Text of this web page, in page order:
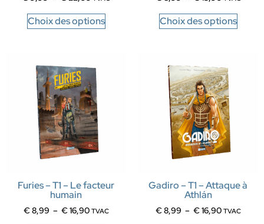
Choix des options Choix des options
Furies – T1 – Le facteur
humain
€8,99 – €16,90 TVAC
Gadiro – T1 – Attaque à
Athlán
€8,99 – €16,90 TVAC